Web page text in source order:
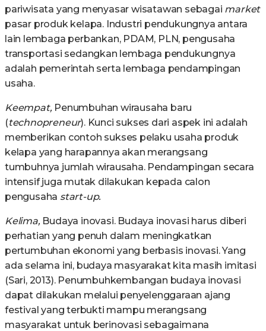
pariwisata yang menyasar wisatawan sebagai market
pasar produk kelapa. Industri pendukungnya antara
lain lembaga perbankan, PDAM, PLN, pengusaha
transportasi sedangkan lembaga pendukungnya
adalah pemerintah serta lembaga pendampingan
usaha.
Keempat, Penumbuhan wirausaha baru
(technopreneur). Kunci sukses dari aspek ini adalah
memberikan contoh sukses pelaku usaha produk
kelapa yang harapannya akan merangsang
tumbuhnya jumlah wirausaha. Pendampingan secara
intensif juga mutak dilakukan kepada calon
pengusaha start-up.
Kelima, Budaya inovasi. Budaya inovasi harus diberi
perhatian yang penuh dalam meningkatkan
pertumbuhan ekonomi yang berbasis inovasi. Yang
ada selama ini, budaya masyarakat kita masih imitasi
(Sari, 2013). Penumbuhkembangan budaya inovasi
dapat dilakukan melalui penyelenggaraan ajang
festival yang terbukti mampu merangsang
masyarakat untuk berinovasi sebagaimana